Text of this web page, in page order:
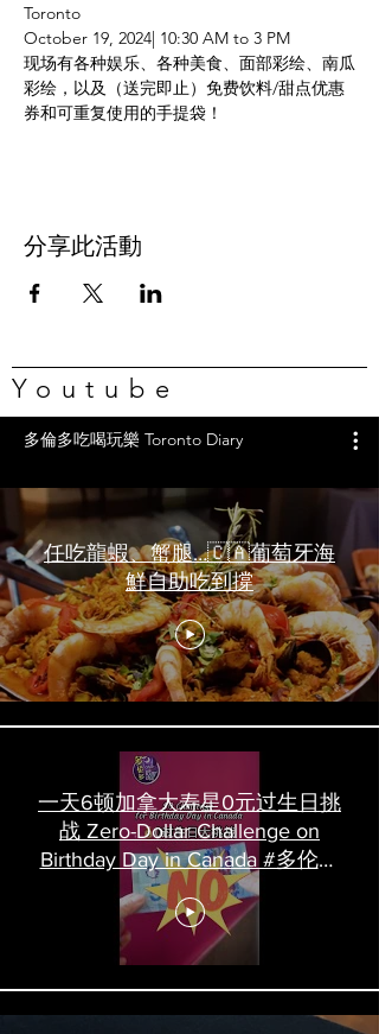
Toronto
October 19, 2024| 10:30 AM to 3 PM
现场有各种娱乐、各种美食、面部彩绘、南瓜
彩绘，以及（送完即止）免费饮料/甜点优惠
券和可重复使用的手提袋！
分享此活動
Youtube
多倫多吃喝玩樂 Toronto Diary
任吃龍蝦、蟹腿…🇨🇦葡萄牙海
鮮自助吃到撐
一天6顿加拿大寿星0元过生日挑
战 Zero-Dollar Challenge on
Birthday Day in Canada #多伦多
吃喝玩乐 #多伦多美食
#torontofood